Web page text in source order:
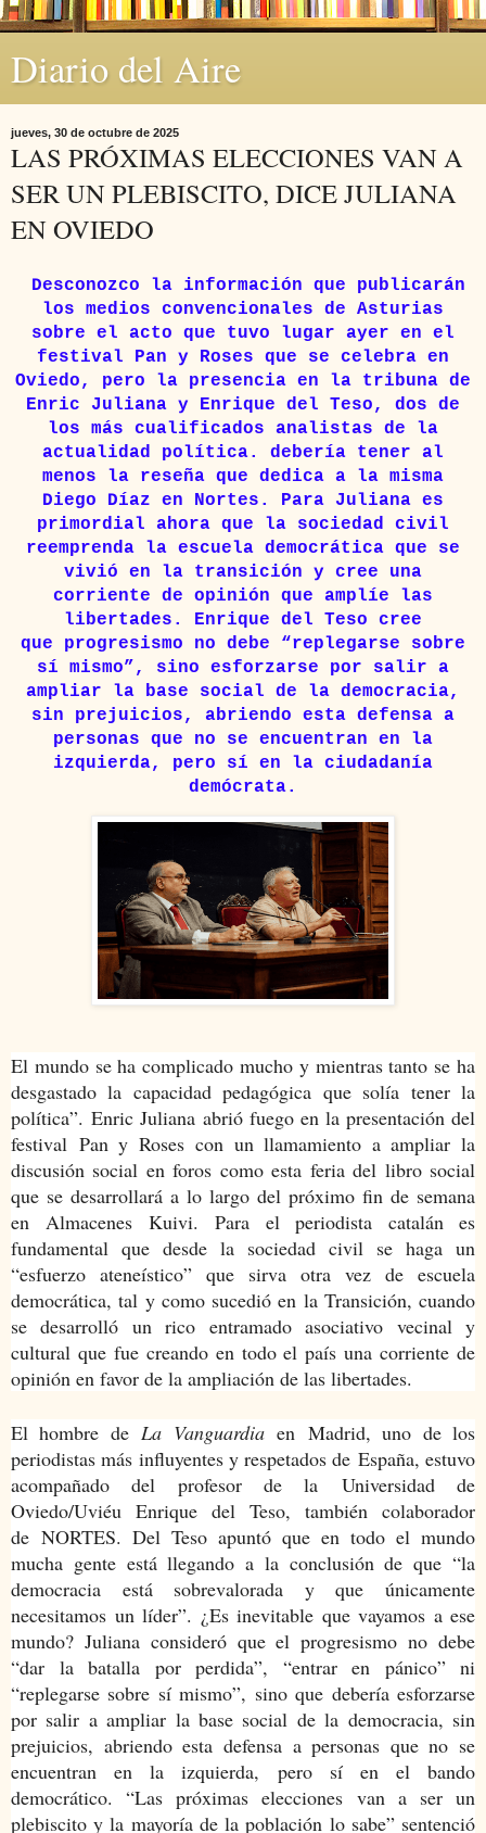
Diario del Aire
jueves, 30 de octubre de 2025
LAS PRÓXIMAS ELECCIONES VAN A
SER UN PLEBISCITO, DICE JULIANA
EN OVIEDO
Desconozco la información que publicarán
los medios convencionales de Asturias
sobre el acto que tuvo lugar ayer en el
festival Pan y Roses que se celebra en
Oviedo, pero la presencia en la tribuna de
Enric Juliana y Enrique del Teso, dos de
los más cualificados analistas de la
actualidad política. debería tener al
menos la reseña que dedica a la misma
Diego Díaz en Nortes. Para Juliana es
primordial ahora que la sociedad civil
reemprenda la escuela democrática que se
vivió en la transición y cree una
corriente de opinión que amplíe las
libertades. Enrique del Teso cree
que progresismo no debe “replegarse sobre
sí mismo”, sino esforzarse por salir a
ampliar la base social de la democracia,
sin prejuicios, abriendo esta defensa a
personas que no se encuentran en la
izquierda, pero sí en la ciudadanía
demócrata.
El mundo se ha complicado mucho y mientras tanto se ha
desgastado la capacidad pedagógica que solía tener la
política”. Enric Juliana abrió fuego en la presentación del
festival Pan y Roses con un llamamiento a ampliar la
discusión social en foros como esta feria del libro social
que se desarrollará a lo largo del próximo fin de semana
en Almacenes Kuivi.Para el periodista catalán es
fundamental que desde la sociedad civil se haga un
“esfuerzo ateneístico” que sirva otra vez de escuela
democrática, tal y como sucedió en la Transición, cuando
se desarrolló un rico entramado asociativo vecinal y
cultural que fue creando en todo el país una corriente de
opinión en favor de la ampliación de las libertades.
El hombre deLa Vanguardiaen Madrid, uno de los
periodistas más influyentes y respetados de España, estuvo
acompañado del profesor de la Universidad de
Oviedo/Uviéu Enrique del Teso, también colaborador
de NORTES. Del Teso apuntó que en todo el mundo
mucha gente está llegando a la conclusión de que “la
democracia está sobrevalorada y que únicamente
necesitamos un líder”. ¿Es inevitable que vayamos a ese
mundo? Juliana consideró que el progresismo no debe
“dar la batalla por perdida”, “entrar en pánico” ni
“replegarse sobre sí mismo”, sino que debería esforzarse
por salir a ampliar la base social de la democracia, sin
prejuicios, abriendo esta defensa a personas que no se
encuentran en la izquierda, pero sí en el bando
democrático. “Las próximas elecciones van a ser un
plebiscito y la mayoría de la población lo sabe” sentenció